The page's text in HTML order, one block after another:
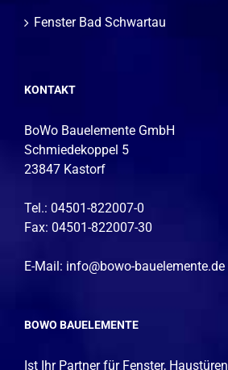
Fenster Bad Schwartau
KONTAKT
BoWo Bauelemente GmbH
Schmiedekoppel 5
23847 Kastorf
Tel.: 04501-822007-0
Fax: 04501-822007-30
E-Mail: info@bowo-bauelemente.de
BOWO BAUELEMENTE
Ist Ihr Partner für Fenster, Haustüren